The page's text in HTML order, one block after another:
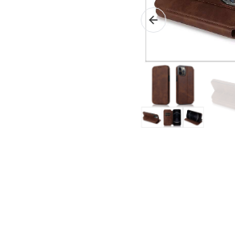
Previous slide